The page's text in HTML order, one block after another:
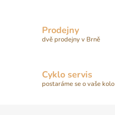
Prodejny
dvě prodejny v Brně
Cyklo servis
postaráme se o vaše kolo